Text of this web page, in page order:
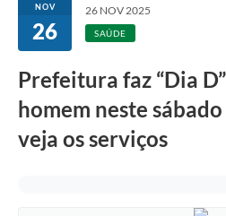
NOV
26
26 NOV 2025
SAÚDE
Prefeitura faz “Dia
homem neste sábado
veja os serviços